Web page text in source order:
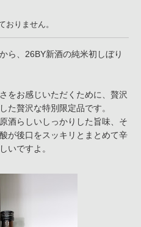
おりません。
ら、26BY新酒の純米初しぼり
をお感じいただくために、贅沢
た贅沢な特別限定品です。
酒らしいしっかりした旨味、そ
が後口をスッキリとまとめて辛
いですよ。